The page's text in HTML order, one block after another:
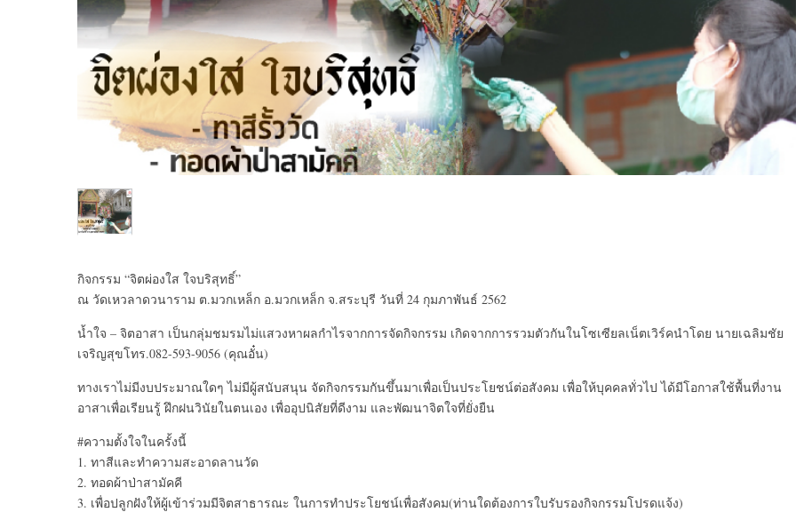
กิจกรรม “จิตผ่องใส ใจบริสุทธิ์”
ณ วัดเหวลาดวนาราม ต.มวกเหล็ก อ.มวกเหล็ก จ.สระบุรี วันที่ 24 กุมภาพันธ์ 2562
น้ำใจ – จิตอาสา เป็นกลุ่มชมรมไม่แสวงหาผลกำไรจากการจัดกิจกรรม เกิดจากการรวมตัวกันในโซเซียลเน็ตเวิร์คนำโดย นายเฉลิมชัย
เจริญสุขโทร.082-593-9056 (คุณอั๋น)
ทางเราไม่มีงบประมาณใดๆ ไม่มีผู้สนับสนุน จัดกิจกรรมกันขึ้นมาเพื่อเป็นประโยชน์ต่อสังคม เพื่อให้บุคคลทั่วไป ได้มีโอกาสใช้พื้นที่งาน
อาสาเพื่อเรียนรู้ ฝึกฝนวินัยในตนเอง เพื่ออุปนิสัยที่ดีงาม และพัฒนาจิตใจที่ยั่งยืน
#ความตั้งใจในครั้งนี้
1. ทาสีและทำความสะอาดลานวัด
2. ทอดผ้าป่าสามัคคี
3. เพื่อปลูกฝังให้ผู้เข้าร่วมมีจิตสาธารณะ ในการทำประโยชน์เพื่อสังคม(ท่านใดต้องการใบรับรองกิจกรรมโปรดแจ้ง)